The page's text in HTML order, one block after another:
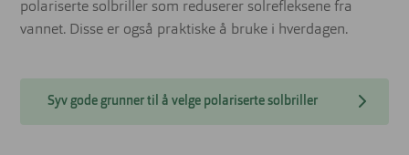
polariserte solbriller som reduserer solrefleksene fra
vannet. Disse er også praktiske å bruke i hverdagen.
Syv gode grunner til å velge polariserte solbriller